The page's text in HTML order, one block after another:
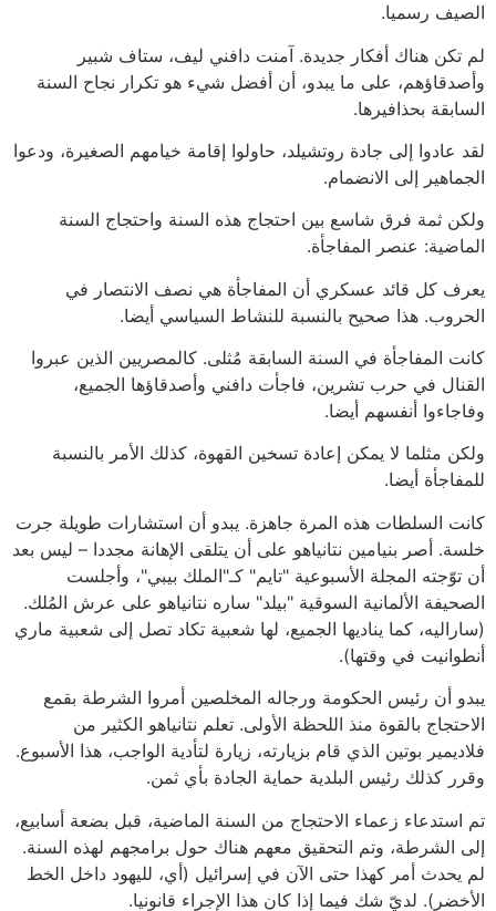
الصيف رسميا.
لم تكن هناك أفكار جديدة. آمنت دافني ليف، ستاف شبير
وأصدقاؤهم، على ما يبدو، أن أفضل شيء هو تكرار نجاح السنة
السابقة بحذافيرها.
لقد عادوا إلى جادة روتشيلد، حاولوا إقامة خيامهم الصغيرة، ودعوا
الجماهير إلى الانضمام.
ولكن ثمة فرق شاسع بين احتجاج هذه السنة واحتجاج السنة
الماضية: عنصر المفاجأة.
يعرف كل قائد عسكري أن المفاجأة هي نصف الانتصار في
الحروب. هذا صحيح بالنسبة للنشاط السياسي أيضا.
كانت المفاجأة في السنة السابقة مُثلى. كالمصريين الذين عبروا
القنال في حرب تشرين، فاجأت دافني وأصدقاؤها الجميع،
وفاجاءوا أنفسهم أيضا.
ولكن مثلما لا يمكن إعادة تسخين القهوة، كذلك الأمر بالنسبة
للمفاجأة أيضا.
كانت السلطات هذه المرة جاهزة. يبدو أن استشارات طويلة جرت
خلسة. أصر بنيامين نتانياهو على أن يتلقى الإهانة مجددا – ليس بعد
أن توّجته المجلة الأسبوعية "تايم" كـ"الملك بيبي"، وأجلست
الصحيفة الألمانية السوقية "بيلد" ساره نتانياهو على عرش المُلك.
(ساراليه، كما يناديها الجميع، لها شعبية تكاد تصل إلى شعبية ماري
أنطوانيت في وقتها).
يبدو أن رئيس الحكومة ورجاله المخلصين أمروا الشرطة بقمع
الاحتجاج بالقوة منذ اللحظة الأولى. تعلم نتانياهو الكثير من
فلاديمير بوتين الذي قام بزيارته، زيارة لتأدية الواجب، هذا الأسبوع.
وقرر كذلك رئيس البلدية حماية الجادة بأي ثمن.
تم استدعاء زعماء الاحتجاج من السنة الماضية، قبل بضعة أسابيع،
إلى الشرطة، وتم التحقيق معهم هناك حول برامجهم لهذه السنة.
لم يحدث أمر كهذا حتى الآن في إسرائيل (أي، لليهود داخل الخط
الأخضر). لديّ شك فيما إذا كان هذا الإجراء قانونيا.